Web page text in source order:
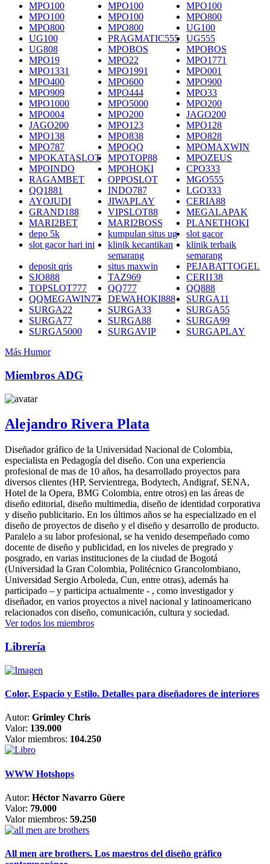
MPO100 MPO100
MPO100
MPO100
MPO100
MPO800
MPO800
MPO800
UG100
UG100
PRAGMATIC555
UG555
UG808
MPOBOS
MPOBOS
MPO19
MPO22
MPO1771
MPO1331
MPO1991
MPO001
MPO400
MPO600
MPO900
MPO909
MPO444
MPO33
MPO1000
MPO5000
MPO200
MPO004
MPO200
JAGO200
JAGO200
MPO123
MPO128
MPO138
MPO838
MPO828
MPO787
MPOQQ
MPOMAXWIN
MPOKATASLOT
MPOTOP88
MPOZEUS
MPOINDO
MPOHOKI
CPO333
RAGAMBET
OPPOSLOT
MGO555
QQ1881
INDO787
LGO333
AYOJUDI
JIWAPLAY
CERIA88
GRAND188
VIPSLOT88
MEGALAPAK
MARI2BET
MARI2BOSS
PLANETHOKI
depo 5k
kumpulan situs ug
slot gacor
slot gacor hari ini
klinik kecantikan
semarang
klinik terbaik
semarang
deposit qris
situs maxwin
PEJABATTOGEL
SJO888
TAZ969
CERI138
TOPSLOT777
QQ777
QQ888
QQMEGAWIN77
DEWAHOKI888
SURGA11
SURGA22
SURGA33
SURGA55
SURGA77
SURGA88
SURGA99
SURGA5000
SURGAVIP
SURGAPLAY
Más Humor
Miembros ADG
Alejandro Rivera Plata
Diseñador gráfico de la Universidad Nacional de Colombia,
especialista en Pedagogía del diseño. Con una experiencia
profesional de mas de 10 años, ha desarrollado proyectos para
diversos clientes (HP, Servientrega, Bodytech, Andigraf, SENA,
Hotel de la Opera, BMG Colombia, entre otros) en las áreas de
diseño editorial, diseño multimedia, diseño de identidad corporativa
y diseño publicitario. En los últimos años se ha especializado en el
diseño de proyectos de diseño y el diseño y desarrollo de producto.
Paralelo a su labor profesional, se ha venido desempeñado como
docente de diseño y publicidad, en los niveles de pregrado y
posgrado, en varias instituciones de la ciudad de Bogotá
(Universidad la Gran Colombia, Politécnico Grancolombiano,
Universidad Sergio Arboleda, Cun, entre otras), además ha
participado – y participa actualmente - , como investigador y
diseñador, en varios proyectos a nivel nacional y latinoamericano
relacionados con diseño, comunicación, cultura y sociedad.
Ver todos los miembros
Librería
Color, Espacio y Estilo. Detalles para diseñadores de interiores
Autor: Grimley Chris
Valor: 139.000
Valor miembros: 104.250
WWW Hotshops
Autor: Héctor Navarro Güere
Valor: 79.000
Valor miembros: 59.250
All men are brothers. Los maestros del diseño gráfico